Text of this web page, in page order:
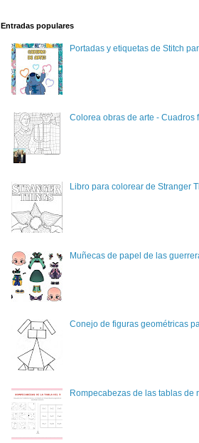
Entradas populares
Portadas y etiquetas de Stitch
Colorea obras de arte - Cuadros
Libro para colorear de Stranger
Muñecas de papel de las
Conejo de figuras geométricas
Rompecabezas de las tablas de